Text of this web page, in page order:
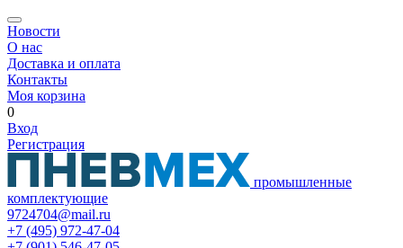
Новости
О нас
Доставка и оплата
Контакты
Моя корзина
0
Вход
Регистрация
промышленные
комплектующие
9724704@mail.ru
+7 (495) 972-47-04